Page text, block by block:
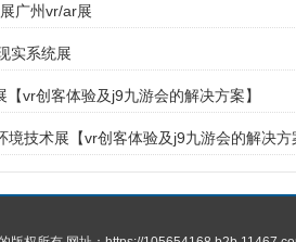
广州vr/ar展
实系统展
vr创客体验及j9九游会的解决方案】
技术展【vr创客体验及j9九游会的解决方